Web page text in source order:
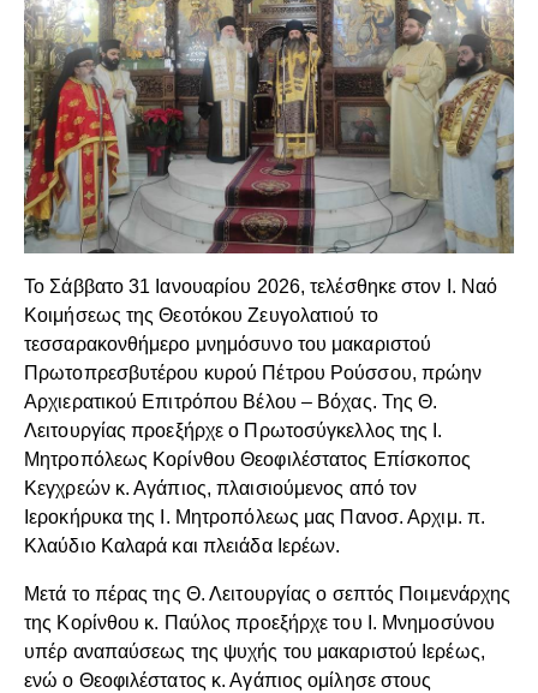
Το Σάββατο 31 Ιανουαρίου 2026, τελέσθηκε στον Ι. Ναό
Κοιμήσεως της Θεοτόκου Ζευγολατιού το
τεσσαρακονθήμερο μνημόσυνο του μακαριστού
Πρωτοπρεσβυτέρου κυρού Πέτρου Ρούσσου, πρώην
Αρχιερατικού Επιτρόπου Βέλου – Βόχας. Της Θ.
Λειτουργίας προεξήρχε ο Πρωτοσύγκελλος της Ι.
Μητροπόλεως Κορίνθου Θεοφιλέστατος Επίσκοπος
Κεγχρεών κ. Αγάπιος, πλαισιούμενος από τον
Ιεροκήρυκα της Ι. Μητροπόλεως μας Πανοσ. Αρχιμ. π.
Κλαύδιο Καλαρά και πλειάδα Ιερέων.
Μετά το πέρας της Θ. Λειτουργίας ο σεπτός Ποιμενάρχης
της Κορίνθου κ. Παύλος προεξήρχε του Ι. Μνημοσύνου
υπέρ αναπαύσεως της ψυχής του μακαριστού Ιερέως,
ενώ ο Θεοφιλέστατος κ. Αγάπιος ομίλησε στους